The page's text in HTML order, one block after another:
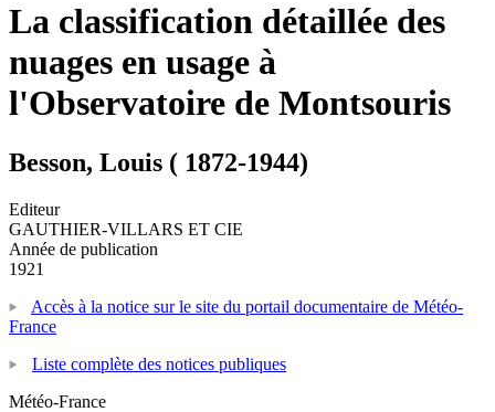
La classification détaillée des
nuages en usage à
l'Observatoire de Montsouris
Besson, Louis ( 1872-1944)
Editeur
GAUTHIER-VILLARS ET CIE
Année de publication
1921
Accès à la notice sur le site du portail documentaire de Météo-
France
Liste complète des notices publiques
Météo-France